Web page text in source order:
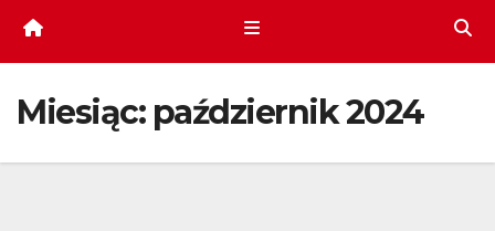
Miesiąc: październik 2024